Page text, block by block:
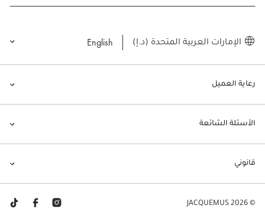
رعاية العميل
الأسئلة الشائعة
قانوني
الإمارات العربية المتحدة (د.إ) English
© JACQUEMUS 2026